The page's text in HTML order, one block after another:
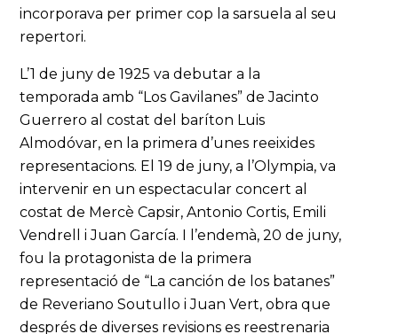
incorporava per primer cop la sarsuela al seu
repertori.
L’1 de juny de 1925 va debutar a la
temporada amb “Los Gavilanes” de Jacinto
Guerrero al costat del baríton Luis
Almodóvar, en la primera d’unes reeixides
representacions. El 19 de juny, a l’Olympia, va
intervenir en un espectacular concert al
costat de Mercè Capsir, Antonio Cortis, Emili
Vendrell i Juan García. I l’endemà, 20 de juny,
fou la protagonista de la primera
representació de “La canción de los batanes”
de Reveriano Soutullo i Juan Vert, obra que
després de diverses revisions es reestrenaria